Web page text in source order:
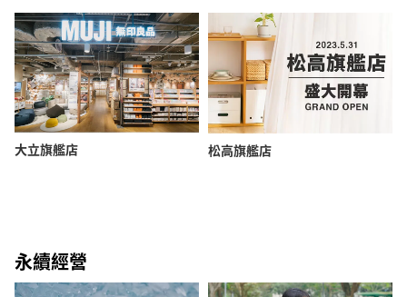
大立旗艦店 松高旗艦店
永續經營